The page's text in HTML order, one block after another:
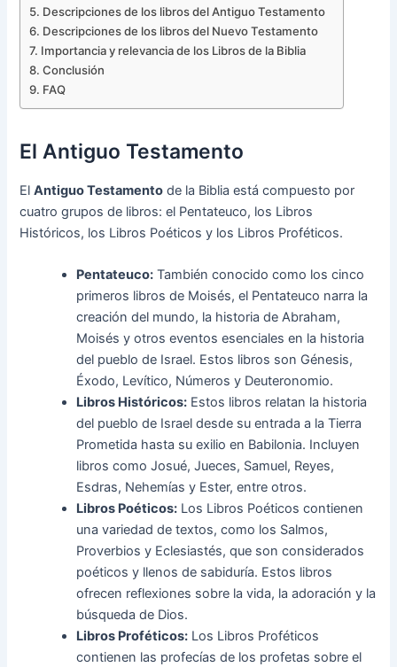
Descripciones de los libros del Antiguo Testamento
Descripciones de los libros del Nuevo Testamento
Importancia y relevancia de los Libros de la Biblia
Conclusión
FAQ
El Antiguo Testamento
ElAntiguo Testamento de la Biblia está compuesto por
cuatro grupos de libros: el Pentateuco, los Libros
Históricos, los Libros Poéticos y los Libros Proféticos.
Pentateuco: También conocido como los cinco
primeros libros de Moisés, el Pentateuco narra la
creación del mundo, la historia de Abraham,
Moisés y otros eventos esenciales en la historia
del pueblo de Israel. Estos libros son Génesis,
Éxodo, Levítico, Números y Deuteronomio.
Libros Históricos: Estos libros relatan la historia
del pueblo de Israel desde su entrada a la Tierra
Prometida hasta su exilio en Babilonia. Incluyen
libros como Josué, Jueces, Samuel, Reyes,
Esdras, Nehemías y Ester, entre otros.
Libros Poéticos: Los Libros Poéticos contienen
una variedad de textos, como los Salmos,
Proverbios y Eclesiastés, que son considerados
poéticos y llenos de sabiduría. Estos libros
ofrecen reflexiones sobre la vida, la adoración y la
búsqueda de Dios.
Libros Proféticos: Los Libros Proféticos
contienen las profecías de los profetas sobre el